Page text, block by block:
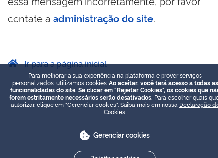
contate a administração do site.
Ir para a página inicial
Para melhorar a sua experiência na plataforma e prover serviços
personalizados, utilizamos cookies. Ao aceitar, você terá acesso a todas as
funcionalidades do site. Se clicar em "Rejeitar Cookies", os cookies que
forem estritamente necessários serão desativados. Para escolher quais
autorizar, clique em "Gerenciar cookies". Saiba mais em nossa Declaração
Cookies
Gerenciar cookies